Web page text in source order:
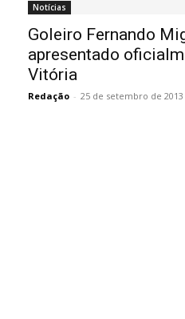
Notícias
Goleiro Fernando
apresentado
Vitória
Redação - 25 de setembro de 2013